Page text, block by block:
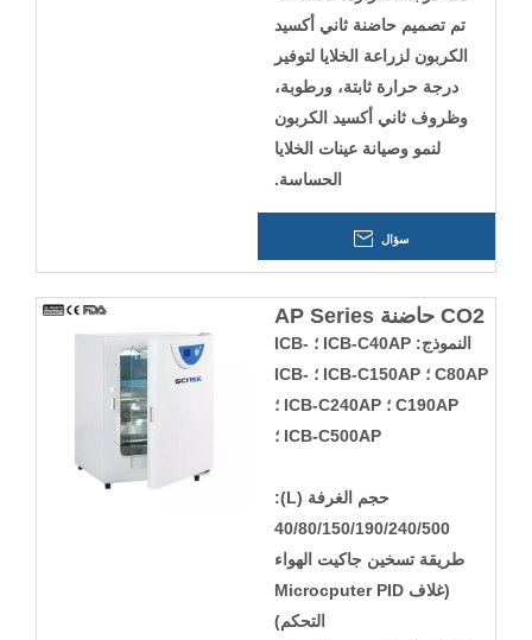
تم تصميم حاضنة ثاني أكسيد
الكربون لزراعة الخلايا لتوفير
درجة حرارة ثابتة، ورطوبة،
وظروف ثاني أكسيد الكربون
لنمو وصيانة عينات الخلايا
الحساسة.
سؤال
CO2 حاضنة AP Series
النموذج: ICB-C40AP ؛ ICB-
C80AP ؛ ICB-C150AP ؛ ICB-
C190AP ؛ ICB-C240AP ؛
ICB-C500AP ؛
حجم الغرفة (L):
40/80/150/190/240/500
طريقة تسخين جاكيت الهواء
(غلاف Microcputer PID
التحكم)